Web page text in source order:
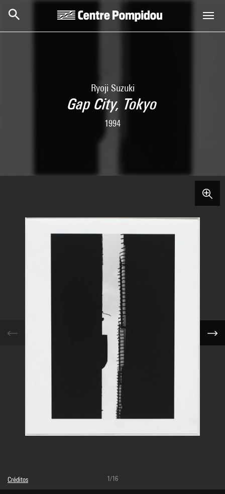
Ryoji Suzuki
Gap City, Tokyo
1994
Créditos
Leyenda : n°D4
1/16